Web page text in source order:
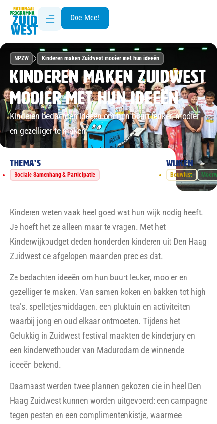
Doe Mee!
NPZW Kinderen maken Zuidwest mooier met hun ideeën
Kinderen maken Zuidwest
mooier met hun ideeën
Kinderen bedachten ideeën om hun buurt leuker, mooier
en gezelliger te maken
Thema's
Sociale Samenhang & Participatie
Wijken
Bouwlust
Kinderen weten vaak heel goed wat hun wijk nodig heeft.
Je hoeft het ze alleen maar te vragen. Met het
Kinderwijkbudget deden honderden kinderen uit Den Haag
Zuidwest de afgelopen maanden precies dat.
Ze bedachten ideeën om hun buurt leuker, mooier en
gezelliger te maken. Van samen koken en bakken tot high
tea’s, spelletjesmiddagen, een pluktuin en activiteiten
waarbij jong en oud elkaar ontmoeten. Tijdens het
Gelukkig in Zuidwest festival maakten de kinderjury en
een kinderwethouder van Madurodam de winnende
ideeën bekend.
Daarnaast werden twee plannen gekozen die in heel Den
Haag Zuidwest kunnen worden uitgevoerd: een campagne
tegen pesten en een complimentenkistje, waarmee